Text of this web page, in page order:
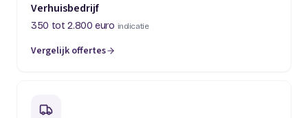
Verhuisbedrijf
350 tot 2.800 euro indicatie
Vergelijk offertes
(opent in een nieuw tabblad)